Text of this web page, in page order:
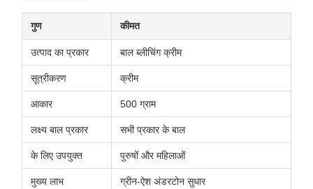
गुण कीमत
उत्पाद का प्रकार बाल ब्लीचिंग क्रीम
सूत्रीकरण क्रीम
आकार 500 ग्राम
लक्ष्य बाल प्रकार सभी प्रकार के बाल
के लिए उपयुक्त पुरुषों और महिलाओं
मुख्य लाभ ग्रीन-ऐश अंडरटोन सुधार